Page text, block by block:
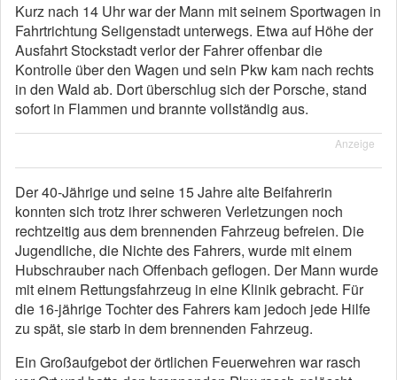
Kurz nach 14 Uhr war der Mann mit seinem Sportwagen in
Fahrtrichtung Seligenstadt unterwegs. Etwa auf Höhe der
Ausfahrt Stockstadt verlor der Fahrer offenbar die
Kontrolle über den Wagen und sein Pkw kam nach rechts
in den Wald ab. Dort überschlug sich der Porsche, stand
sofort in Flammen und brannte vollständig aus.
Anzeige
Der 40-Jährige und seine 15 Jahre alte Beifahrerin
konnten sich trotz ihrer schweren Verletzungen noch
rechtzeitig aus dem brennenden Fahrzeug befreien. Die
Jugendliche, die Nichte des Fahrers, wurde mit einem
Hubschrauber nach Offenbach geflogen. Der Mann wurde
mit einem Rettungsfahrzeug in eine Klinik gebracht. Für
die 16-jährige Tochter des Fahrers kam jedoch jede Hilfe
zu spät, sie starb in dem brennenden Fahrzeug.
Ein Großaufgebot der örtlichen Feuerwehren war rasch